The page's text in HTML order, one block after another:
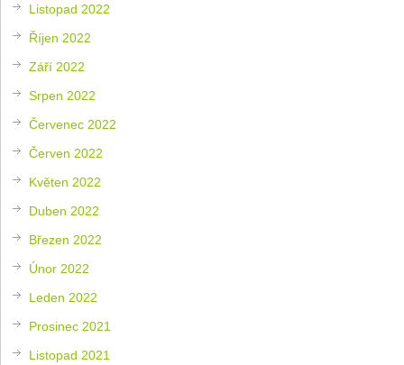
Listopad 2022
Říjen 2022
Září 2022
Srpen 2022
Červenec 2022
Červen 2022
Květen 2022
Duben 2022
Březen 2022
Únor 2022
Leden 2022
Prosinec 2021
Listopad 2021